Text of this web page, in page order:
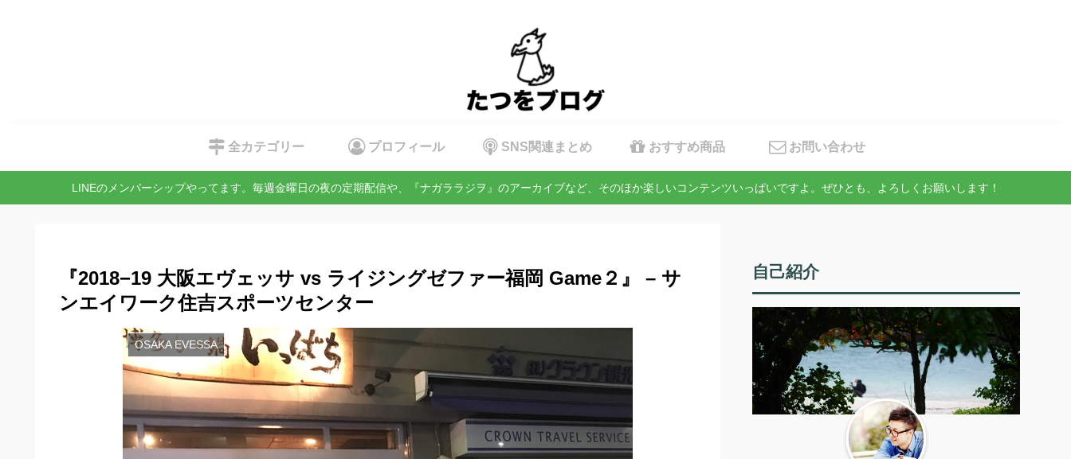
全カテゴリー プロフィール SNS関連まとめ おすすめ商品 お問い合わせ
LINEのメンバーシップやってます。毎週金曜日の夜の定期配信や、『ナガララジヲ』のアーカイブなど、そのほか楽しいコンテンツいっぱいですよ。ぜひとも、よろしくお願いします！
『2018−19 大阪エヴェッサ vs ライジングゼファー福岡 Game２』 – サ
ンエイワーク住吉スポーツセンター
OSAKA EVESSA
自己紹介